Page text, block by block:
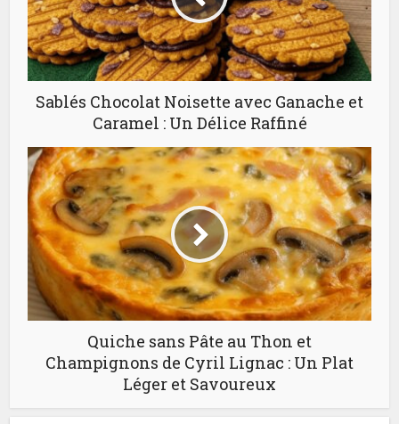
Sablés Chocolat Noisette avec Ganache et
Caramel : Un Délice Raffiné
Quiche sans Pâte au Thon et
Champignons de Cyril Lignac : Un Plat
Léger et Savoureux